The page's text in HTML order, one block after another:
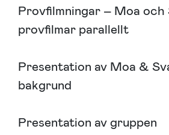
Provfilmningar – Moa och
provfilmar parallellt
Presentation av Moa &
bakgrund
Presentation av gruppen